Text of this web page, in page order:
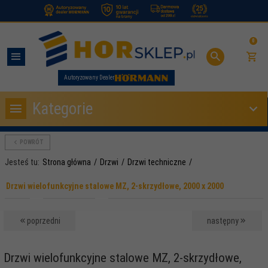
Autoryzowany Dealer
0
Kategorie
POWRÓT
Jesteś tu: Strona główna Drzwi Drzwi techniczne
Drzwi wielofunkcyjne stalowe MZ, 2-skrzydłowe, 2000 x 2000
poprzedni następny
Drzwi wielofunkcyjne stalowe MZ, 2-skrzydłowe,